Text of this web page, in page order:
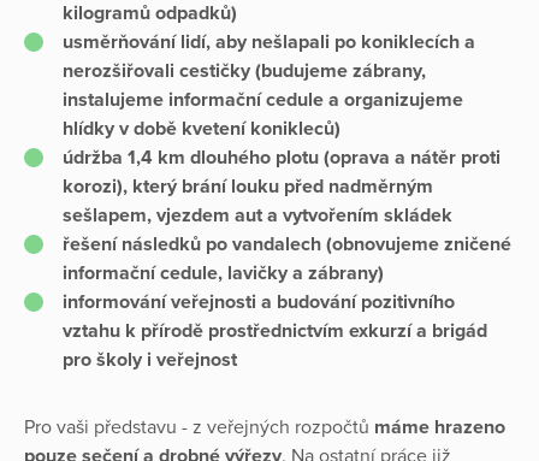
kilogramů odpadků)
usměrňování lidí, aby nešlapali po koniklecích a
nerozšiřovali cestičky (budujeme zábrany,
instalujeme informační cedule a organizujeme
hlídky v době kvetení konikleců)
údržba 1,4 km dlouhého plotu (oprava a nátěr proti
korozi), který brání louku před nadměrným
sešlapem, vjezdem aut a vytvořením skládek
řešení následků po vandalech (obnovujeme zničené
informační cedule, lavičky a zábrany)
informování veřejnosti a budování pozitivního
vztahu k přírodě prostřednictvím exkurzí a brigád
pro školy i veřejnost
Pro vaši představu - z veřejných rozpočtů máme hrazeno